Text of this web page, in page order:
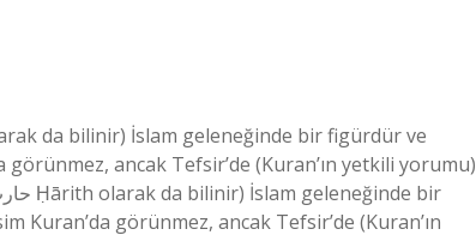
görünmez, ancak Tefsir’de (Kuran’ın yetkili yorumu)
Kuran’da görünmez, ancak Tefsir’de (Kuran’ın